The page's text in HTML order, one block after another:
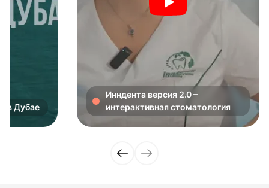
в Дубае
Инндента версия 2.0 –
интерактивная стоматология